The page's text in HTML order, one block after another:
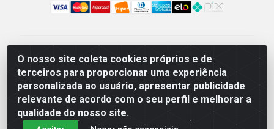
O nosso site coleta cookies próprios e de
terceiros para proporcionar uma experiência
personalizada ao usuário, apresentar publicidade
relevante de acordo com o seu perfil e melhorar a
qualidade do nosso site.
Medeiros Galvão Soluções LTDA - Avenida Antônio
Severiano da Câmara - Br 406, 1111, Km 102 - Centro,
João Câmara/RN - CEP 59550-000 - CNPJ
01.347.878/0001-60